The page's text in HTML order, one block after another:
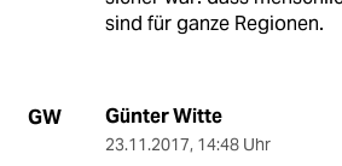
sind für ganze Regionen.
GW Günter Witte
23.11.2017, 14:48 Uhr